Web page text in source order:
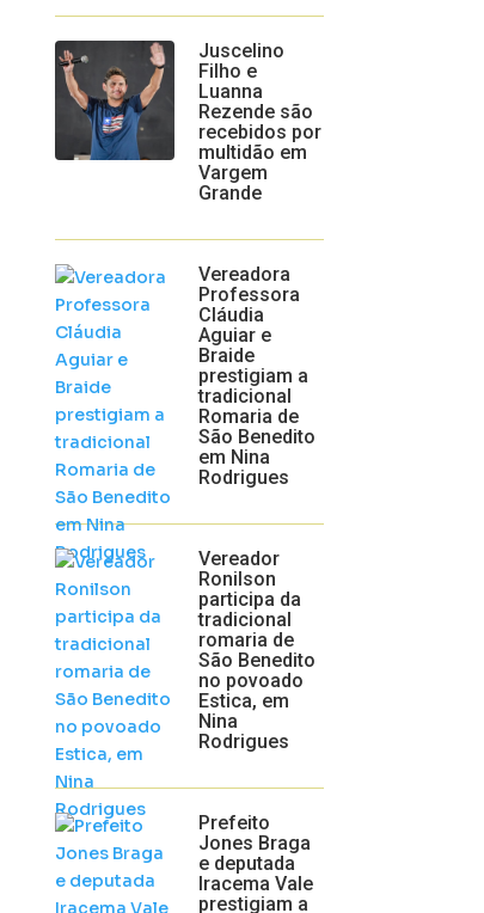
Juscelino
Filho e
Luanna
Rezende são
recebidos por
multidão em
Vargem
Grande
Vereadora
Professora
Cláudia
Aguiar e
Braide
prestigiam a
tradicional
Romaria de
São Benedito
em Nina
Rodrigues
Vereador
Ronilson
participa da
tradicional
romaria de
São Benedito
no povoado
Estica, em
Nina
Rodrigues
Prefeito
Jones Braga
e deputada
Iracema Vale
prestigiam a